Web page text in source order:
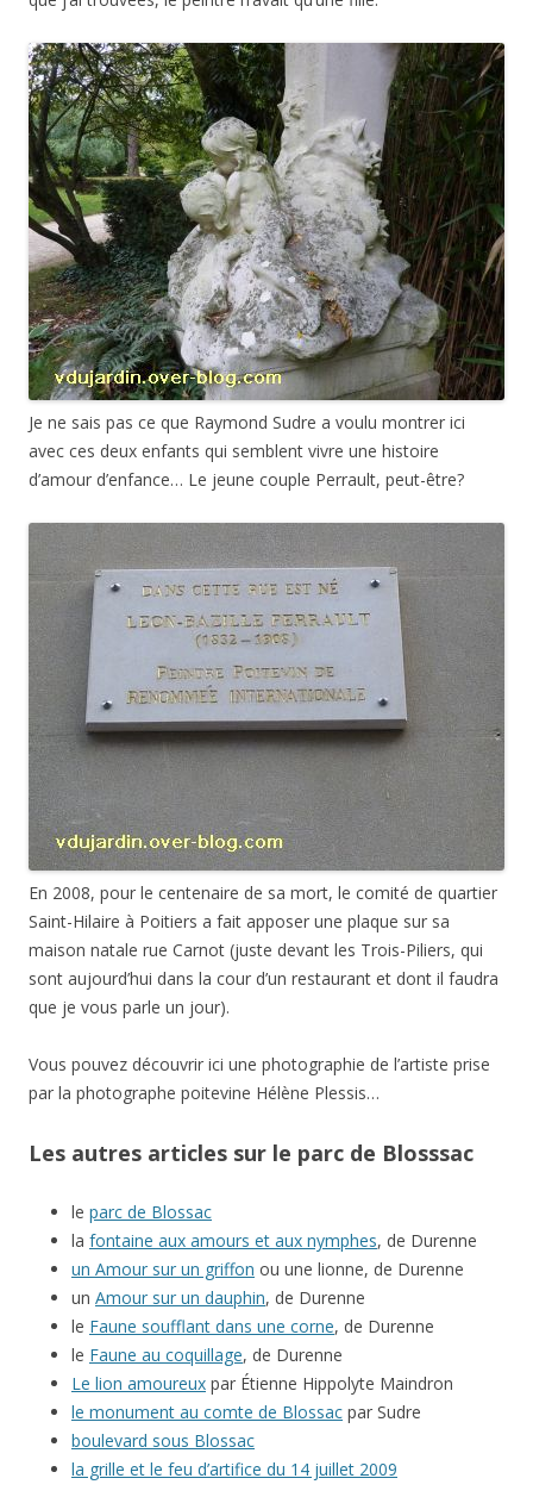
Je ne sais pas ce que Raymond Sudre a voulu montrer ici
avec ces deux enfants qui semblent vivre une histoire
d’amour d’enfance… Le jeune couple Perrault, peut-être?
En 2008, pour le centenaire de sa mort, le comité de quartier
Saint-Hilaire à Poitiers a fait apposer une plaque sur sa
maison natale rue Carnot (juste devant les Trois-Piliers, qui
sont aujourd’hui dans la cour d’un restaurant et dont il faudra
que je vous parle un jour).
Vous pouvez découvrir ici une photographie de l’artiste prise
par la photographe poitevine Hélène Plessis…
Les autres articles sur le parc de Blosssac
le parc de Blossac
la fontaine aux amours et aux nymphes, de Durenne
un Amour sur un griffon ou une lionne, de Durenne
un Amour sur un dauphin, de Durenne
le Faune soufflant dans une corne, de Durenne
le Faune au coquillage, de Durenne
Le lion amoureux par Étienne Hippolyte Maindron
le monument au comte de Blossac par Sudre
boulevard sous Blossac
la grille et le feu d’artifice du 14 juillet 2009